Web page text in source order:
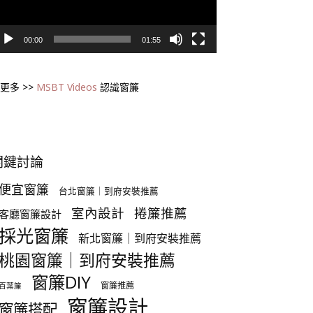
00:00 01:55
多 >> MSBT Videos 認識窗簾
鍵討論
宜窗簾 台北窗簾｜到府安裝推薦
廳窗簾設計 室內設計 捲簾推薦
光窗簾 新北窗簾｜到府安裝推薦
園窗簾｜到府安裝推薦
葉簾 窗簾DIY 窗簾推薦
簾搭配 窗簾設計